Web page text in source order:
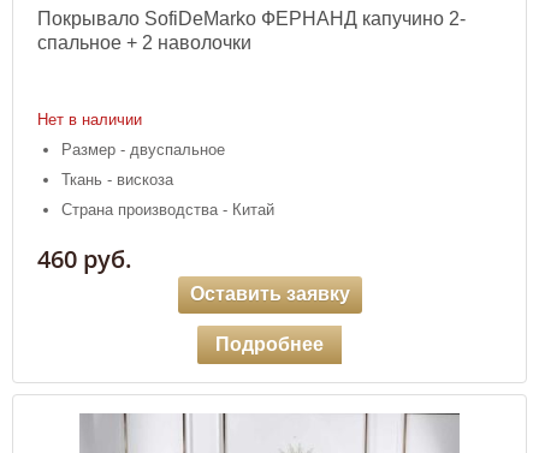
Покрывало SofiDeMarko ФЕРНАНД капучино 2-
спальное + 2 наволочки
Нет в наличии
Размер - двуспальное
Ткань - вискоза
Страна производства - Китай
460 руб.
Оставить заявку
Подробнее